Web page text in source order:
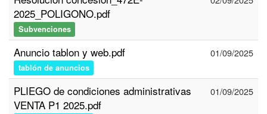
2025_POLIGONO.pdf
Subvenciones
Anuncio tablon y web.pdf
tablón de anuncios
01/09/2025
PLIEGO de condiciones administrativas
VENTA P1 2025.pdf
01/09/2025